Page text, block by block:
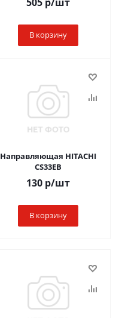
В корзину
Направляющая HITACHI
CS33EB
130 р/шт
В корзину